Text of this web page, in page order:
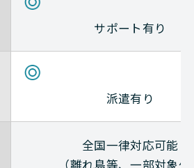
NETWORK（ネットワー
サポート有り
派遣有り
全国一律対応可能
（離れ島等、一部対象